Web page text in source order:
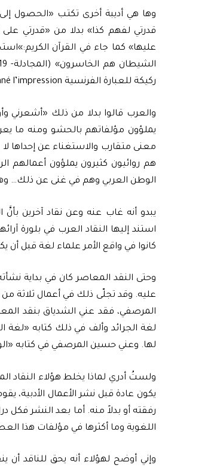
وها هي أديبة أخرى تكتب «الحصول
قدرتي لفهم كذا» بدلا من «قدرتي
عليها» كما جاء في القرآن
ركيكة للعبارة الفرنسية il m’a donné l’impression
والعرب قالوا بدلا من ذلك «أشعرني
يملؤون مؤلفاتهم بالحشو ومنه ما
معنى متقارب والاستغناء عن إحداها
هم روائيون كثيرون يملؤون أعمالهم
الوطن العربي وهم في غنى عن ذلك… وهذه
يبدو أنه غاب عنه وعن نقاد آخرين بأنَّ
استند إليها النقاد العرب في بلورة
كانوا في واقع الأمر علماء لغة قبل أن
وحتى النقد المعاصر كان في بداية
عليه. وقد تجلّى ذلك في أعمال ثلاثة
المرصفي، فقد عني الشدياق بنقد
لغة الجرائد وألف في ذلك كتابه
لها. وعني حسين المرصفي في كتابه
ولستُ أدري لماذا يخلط هؤلاء النقاد
يكون عادة قبل نشر الأعمال الأدبية،
رفقته أو بدلاً منه. أما بعد النشر
اللغوية وما أكثرها في مؤلفات هذا
وإني أوضح لهؤلاء أنه يحق للناقد